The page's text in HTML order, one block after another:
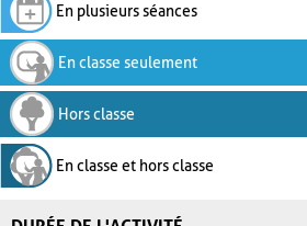
En plusieurs séances
En classe seulement
Hors classe
En classe et hors classe